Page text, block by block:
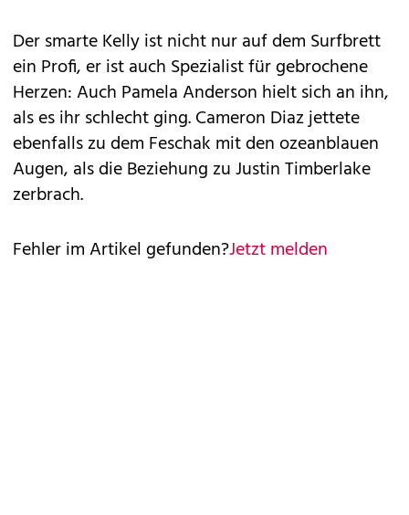
Der smarte Kelly ist nicht nur auf dem Surfbrett
ein Profi, er ist auch Spezialist für gebrochene
Herzen: Auch Pamela Anderson hielt sich an ihn,
als es ihr schlecht ging. Cameron Diaz jettete
ebenfalls zu dem Feschak mit den ozeanblauen
Augen, als die Beziehung zu Justin Timberlake
zerbrach.
Fehler im Artikel gefunden?Jetzt melden